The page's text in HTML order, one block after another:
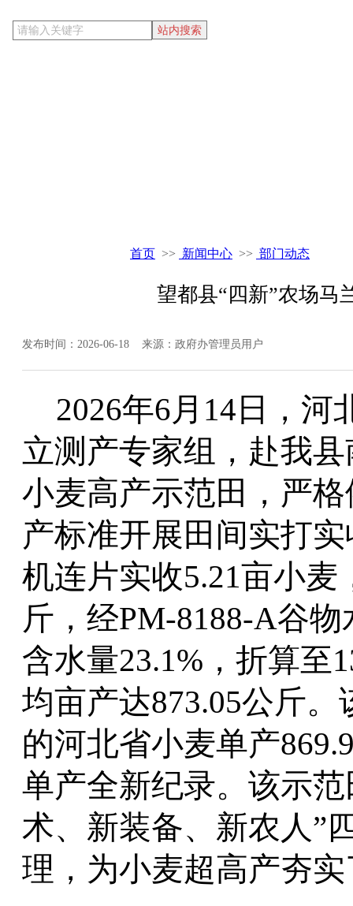
首页 >> 新闻中心 >> 部门动态
望都县“四新”农场马
发布时间：2026-06-18 来源：政府办管理员用户
2026年6月14日，河
立测产专家组，赴我
小麦高产示范田，严
产标准开展田间实打
机连片实收5.21亩小麦
斤，经PM-8188-A谷
含水量23.1%，折算至
均亩产达873.05公斤
的河北省小麦单产
单产全新纪录。该示
术、新装备、新农人”
理，为小麦超高产夯